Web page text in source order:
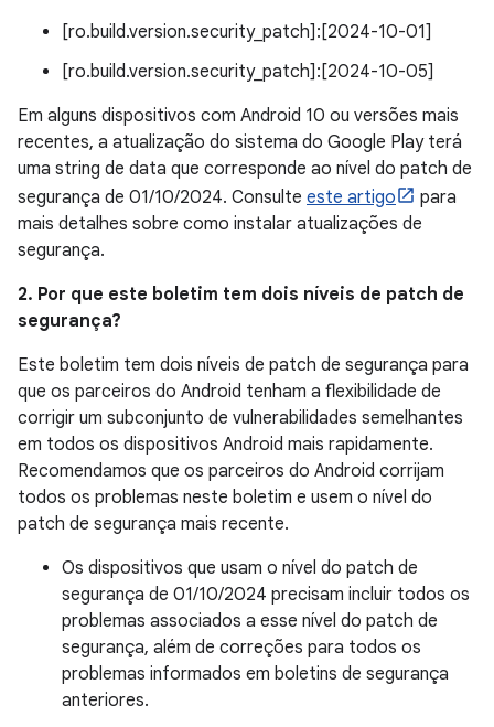
[ro.build.version.security_patch]:[2024-10-01]
[ro.build.version.security_patch]:[2024-10-05]
Em alguns dispositivos com Android 10 ou versões mais
recentes, a atualização do sistema do Google Play terá
uma string de data que corresponde ao nível do patch de
segurança de 01/10/2024. Consulte este artigo
para
mais detalhes sobre como instalar atualizações de
segurança.
2. Por que este boletim tem dois níveis de patch de
segurança?
Este boletim tem dois níveis de patch de segurança para
que os parceiros do Android tenham a flexibilidade de
corrigir um subconjunto de vulnerabilidades semelhantes
em todos os dispositivos Android mais rapidamente.
Recomendamos que os parceiros do Android corrijam
todos os problemas neste boletim e usem o nível do
patch de segurança mais recente.
Os dispositivos que usam o nível do patch de
segurança de 01/10/2024 precisam incluir todos os
problemas associados a esse nível do patch de
segurança, além de correções para todos os
problemas informados em boletins de segurança
anteriores.